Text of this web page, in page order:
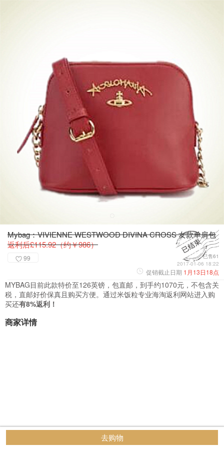
Mybag：VIVIENNE WESTWOOD DIVINA CROSS 女款单肩包
返利后£115.92（约￥986）
99
已售61
2017-01-06 18:22
促销截止日期 1月13日18点
MYBAG目前此款特价至126英镑，包直邮，到手约1070元，不包含关
税，直邮好价保真且购买方便。通过米饭粒专业海淘返利网站进入购
买还有8%返利！
商家详情
去购物